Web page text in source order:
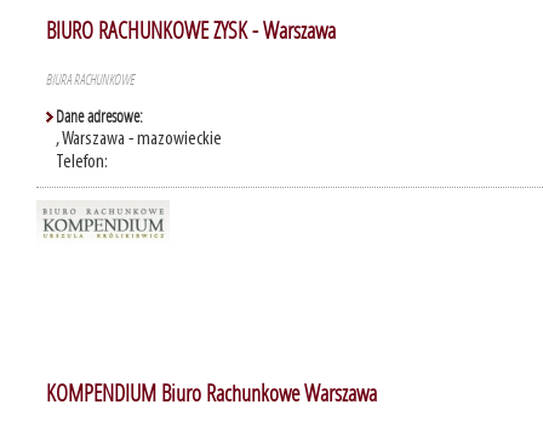
BIURO RACHUNKOWE ZYSK - Warszawa
BIURA RACHUNKOWE
Dane adresowe:
, Warszawa - mazowieckie
Telefon:
KOMPENDIUM Biuro Rachunkowe Warszawa